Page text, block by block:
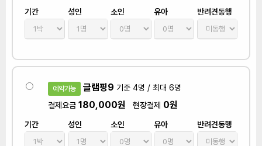
기간 성인 소인 유아 반려견동행
예약가능 글램핑9 기준 4명 / 최대 6명
결제요금 180,000원 현장결제 0원
기간 성인 소인 유아 반려견동행